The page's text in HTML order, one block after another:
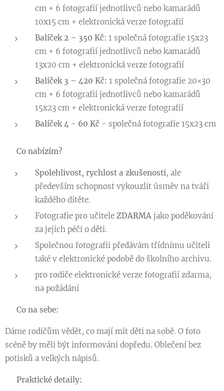
cm + 6 fotografií jednotlivců nebo kamarádů
10x15 cm + elektronická verze fotografií
Balíček 2 – 350 Kč: 1 společná fotografie 15x23
cm + 6 fotografií jednotlivců nebo kamarádů
13x20 cm + elektronická verze fotografií
Balíček 3 – 420 Kč: 1 společná fotografie 20×30
cm + 6 fotografií jednotlivců nebo kamarádů
15x23 cm + elektronická verze fotografií
Balíček 4 - 60 Kč - společná fotografie 15x23 cm
Co nabízím?
Spolehlivost, rychlost a zkušenosti, ale
především schopnost vykouzlit úsměv na tváři
každého dítěte. 😊
Fotografie pro učitele ZDARMA jako poděkování
za jejich péči o děti.
Společnou fotografii předávám třídnímu učiteli
také v elektronické podobě do školního archivu.
pro rodiče elektronické verze fotografií zdarma,
na požádání
Co na sebe:
Dáme rodičům vědět, co mají mít děti na sobě. O foto
scéně by měli být informováni dopředu. Oblečení bez
potisků a velkých nápisů.
Praktické detaily: